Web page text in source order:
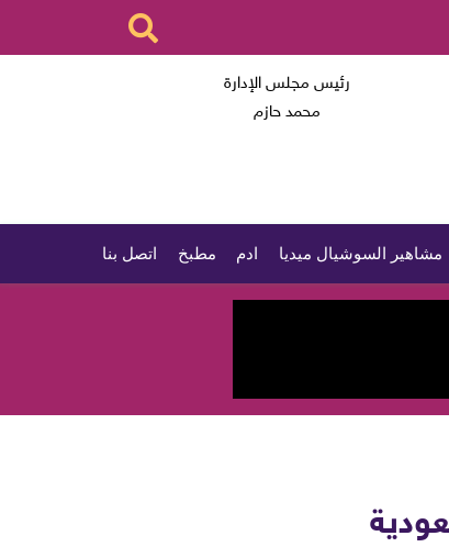
رئيس مجلس الإدارة
محمد حازم
مشاهير السوشيال ميديا ادم مطبخ اتصل بنا